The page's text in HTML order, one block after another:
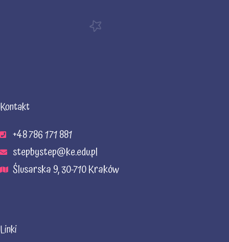
Kontakt
+48 786 171 881
stepbystep@ke.edu.pl
Ślusarska 9, 30-710 Kraków
Linki